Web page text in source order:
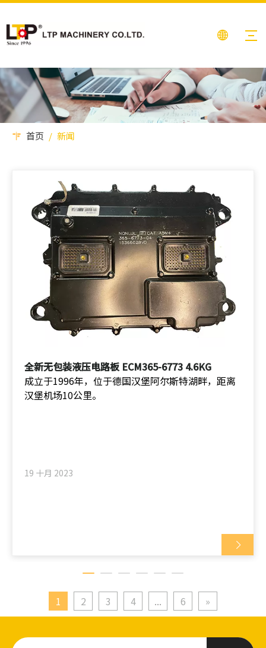
首页 / 新闻
全新无包装液压电路板 ECM365-6773 4.6KG
成立于1996年，位于德国汉堡阿尔斯特湖畔，距离
汉堡机场10公里。
19 十月 2023
1 2 3 4 ... 6 »